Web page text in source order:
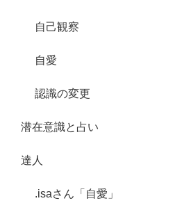
自己観察
自愛
認識の変更
潜在意識と占い
達人
.isaさん「自愛」